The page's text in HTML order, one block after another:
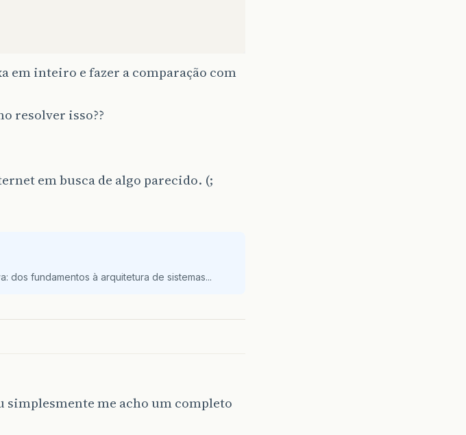
em inteiro e fazer a comparação com
resolver isso??
em busca de algo parecido. (;
dos fundamentos à arquitetura de sistemas...
simplesmente me acho um completo